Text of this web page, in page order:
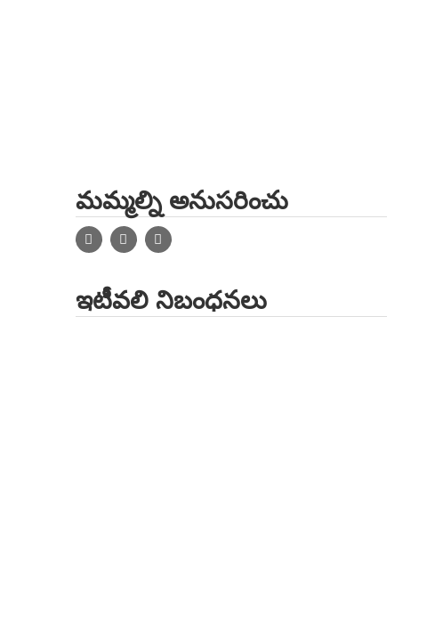
మమ్మల్ని అనుసరించు
ఇటీవలి నిబంధనలు